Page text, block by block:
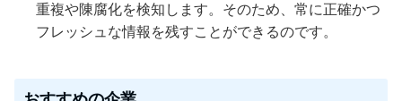
重複や陳腐化を検知します。そのため、常に正確かつ
フレッシュな情報を残すことができるのです。